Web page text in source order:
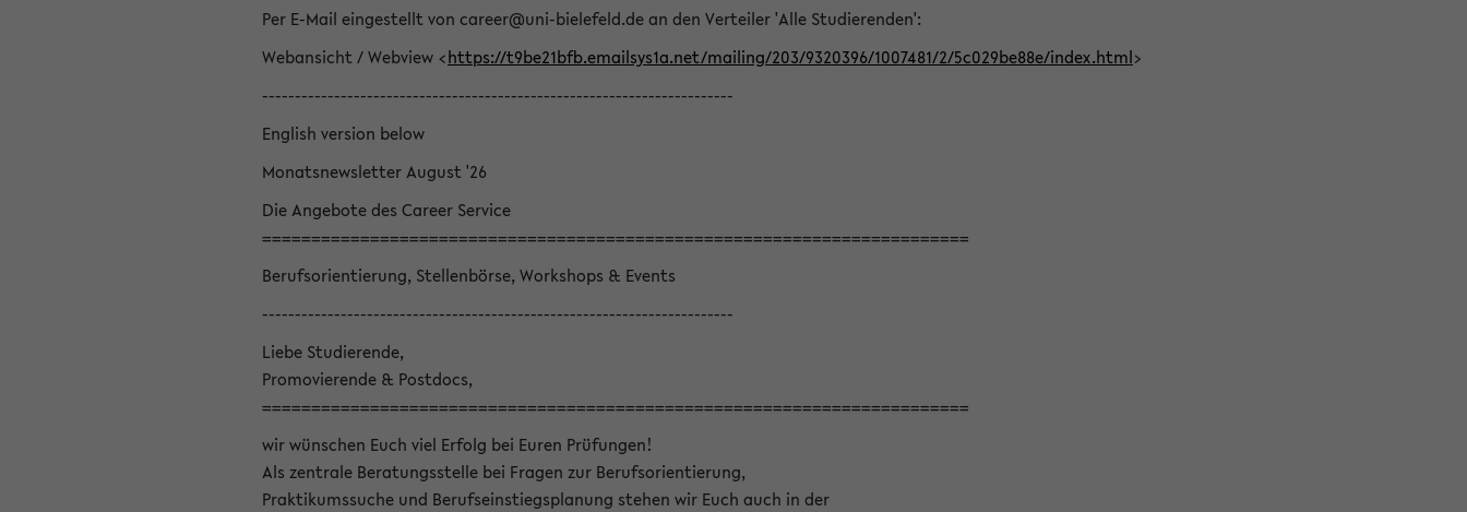
Per E-Mail eingestellt von career@uni-bielefeld.de an den Verteiler 'Alle Studierenden':
Webansicht / Webview <https://t9be21bfb.emailsys1a.net/mailing/203/9320396/1007481/2/5c029be88e/index.html>
------------------------------------------------------------------------
English version below
Monatsnewsletter August '26
Die Angebote des Career Service
========================================================================
Berufsorientierung, Stellenbörse, Workshops & Events
------------------------------------------------------------------------
Liebe Studierende,
Promovierende & Postdocs,
========================================================================
wir wünschen Euch viel Erfolg bei Euren Prüfungen!
Als zentrale Beratungsstelle bei Fragen zur Berufsorientierung,
Praktikumssuche und Berufseinstiegsplanung stehen wir Euch auch in der